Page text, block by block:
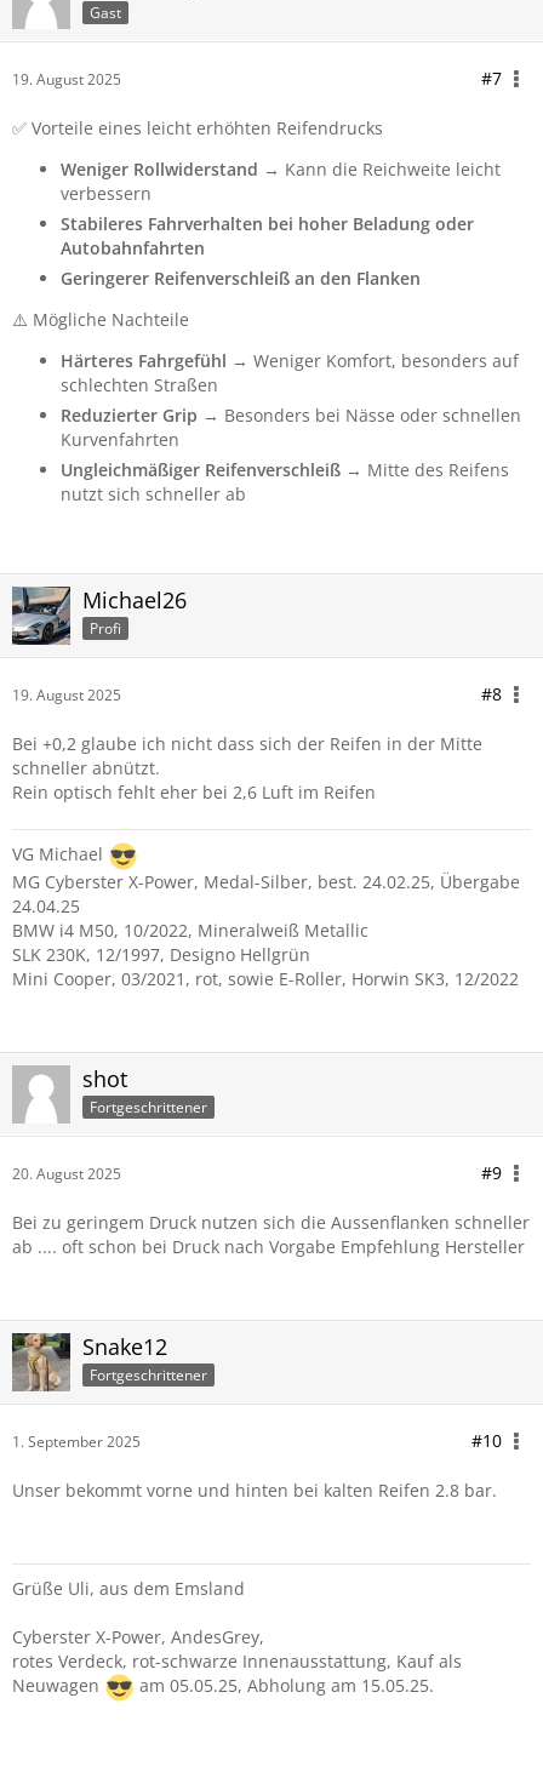
Gast
19. August 2025 #7
✅ Vorteile eines leicht erhöhten Reifendrucks
Weniger Rollwiderstand → Kann die Reichweite leicht
verbessern
Stabileres Fahrverhalten bei hoher Beladung oder
Autobahnfahrten
Geringerer Reifenverschleiß an den Flanken
⚠️ Mögliche Nachteile
Härteres Fahrgefühl → Weniger Komfort, besonders auf
schlechten Straßen
Reduzierter Grip → Besonders bei Nässe oder schnellen
Kurvenfahrten
Ungleichmäßiger Reifenverschleiß → Mitte des Reifens
nutzt sich schneller ab
Michael26
Profi
19. August 2025 #8
Bei +0,2 glaube ich nicht dass sich der Reifen in der Mitte
schneller abnützt.
Rein optisch fehlt eher bei 2,6 Luft im Reifen
VG Michael
MG Cyberster X-Power, Medal-Silber, best. 24.02.25, Übergabe
24.04.25
BMW i4 M50, 10/2022, Mineralweiß Metallic
SLK 230K, 12/1997, Designo Hellgrün
Mini Cooper, 03/2021, rot, sowie E-Roller, Horwin SK3, 12/2022
shot
Fortgeschrittener
20. August 2025 #9
Bei zu geringem Druck nutzen sich die Aussenflanken schneller
ab .... oft schon bei Druck nach Vorgabe Empfehlung Hersteller
Snake12
Fortgeschrittener
1. September 2025 #10
Unser bekommt vorne und hinten bei kalten Reifen 2.8 bar.
Grüße Uli, aus dem Emsland
Cyberster X-Power, AndesGrey,
rotes Verdeck, rot-schwarze Innenausstattung, Kauf als
Neuwagen
am 05.05.25, Abholung am 15.05.25.